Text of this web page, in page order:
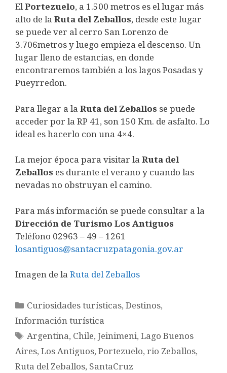
ElPortezuelo, a 1.500 metros es el lugar más
alto de la Ruta del Zeballos, desde este lugar
se puede ver al cerro San Lorenzo de
3.706metros y luego empieza el descenso. Un
lugar lleno de estancias, en donde
encontraremos también a los lagos Posadas y
Pueyrredon.
Para llegar a la Ruta del Zeballos se puede
acceder por la RP 41, son 150 Km. de asfalto. Lo
ideal es hacerlo con una 4×4.
La mejor época para visitar la Ruta del
Zeballos es durante el verano y cuando las
nevadas no obstruyan el camino.
Para más información se puede consultar a la
Dirección de Turismo Los Antiguos
Teléfono 02963 – 49 – 1261
losantiguos@santacruzpatagonia.gov.ar
Imagen de la Ruta del Zeballos
Categorías
Curiosidades turísticas,Destinos,
Información turística
Etiquetas
Argentina, Chile,Jeinimeni,Lago Buenos
Aires, Los Antiguos, Portezuelo, rio Zeballos,
Ruta del Zeballos, SantaCruz